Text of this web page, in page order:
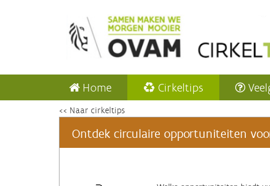
Home Cirkeltips
<< Naar cirkeltips
Ontdek circulaire opportuniteiten